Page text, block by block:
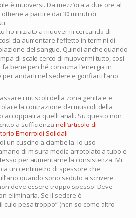
è muoversi. Da mezz’ora a due ore al
ottiene a partire dai 30 minuti di
ho iniziato a muovermi cercando di
da aumentare l’effetto in termini di
del sangue. Quindi anche quando
di scale cerco di muovermi tutto, così
bene perché consuma l’energia in
andarti nel sedere e gonfiarti l’ano
i muscoli della zona genitale e
la contrazione dei muscoli della
accoppiati a quelli anali. Su questo non
a sufficienza nell’articolo di
Emorroidi Solidali.
un cuscino a ciambella. Io uso
di misura media arrotolato a tubo e
per aumentarne la consistenza. Mi
un centimetro di spessore che
quando sono seduto a scrivere
deve essere troppo spesso. Deve
eliminarla. Se il sedere è
culo pesa troppo” (non so come altro